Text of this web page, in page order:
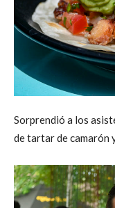
Sorprendió a los
de tartar de camarón